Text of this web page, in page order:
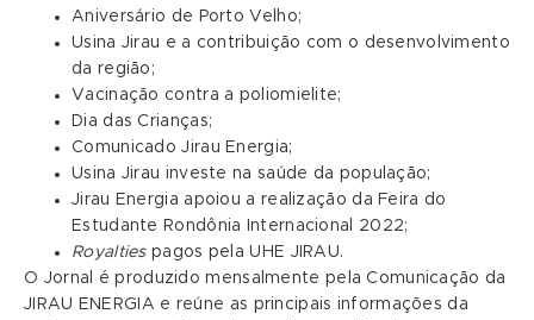
Aniversário de Porto Velho;
Usina Jirau e a contribuição com o desenvolvimento
da região;
Vacinação contra a poliomielite;
Dia das Crianças;
Comunicado Jirau Energia;
Usina Jirau investe na saúde da população;
Jirau Energia apoiou a realização da Feira do
Estudante Rondônia Internacional 2022;
Royaltiespagos pela UHE JIRAU.
O Jornal é produzido mensalmente pela Comunicação da
JIRAU ENERGIA e reúne as principais informações da